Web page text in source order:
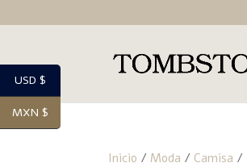
Inicio / Moda / Camisa /
USD $
MXN $